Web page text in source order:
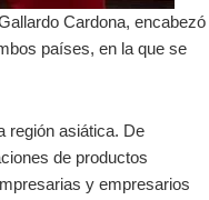
Cardona, encabezó
países, en la que se
región asiática. De
de productos
y empresarios